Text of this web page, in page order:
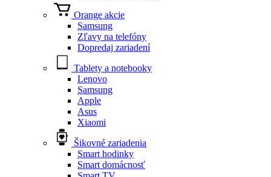
Orange akcie
Samsung
Zľavy na telefóny
Dopredaj zariadení
Tablety a notebooky
Lenovo
Samsung
Apple
Asus
Xiaomi
Šikovné zariadenia
Smart hodinky
Smart domácnosť